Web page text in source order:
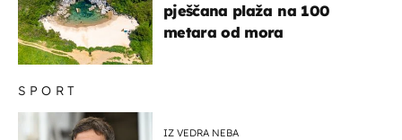
SPORT
IZ VEDRA NEBA
pješčana plaža na 100
metara od mora